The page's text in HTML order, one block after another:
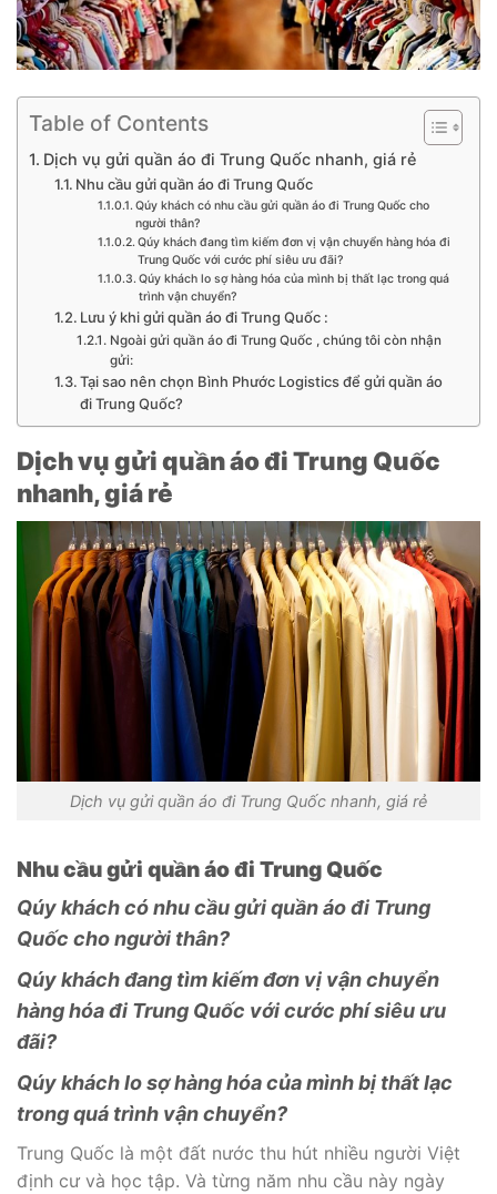
Table of Contents
Dịch vụ gửi quần áo đi Trung Quốc nhanh, giá rẻ
Nhu cầu gửi quần áo đi Trung Quốc
Qúy khách có nhu cầu gửi quần áo đi Trung Quốc cho
người thân?
Qúy khách đang tìm kiếm đơn vị vận chuyển hàng hóa đi
Trung Quốc với cước phí siêu ưu đãi?
Qúy khách lo sợ hàng hóa của mình bị thất lạc trong quá
trình vận chuyển?
Lưu ý khi gửi quần áo đi Trung Quốc :
Ngoài gửi quần áo đi Trung Quốc , chúng tôi còn nhận
gửi:
Tại sao nên chọn Bình Phước Logistics để gửi quần áo
đi Trung Quốc?
Dịch vụ gửi quần áo đi Trung Quốc
nhanh, giá rẻ
Dịch vụ gửi quần áo đi Trung Quốc nhanh, giá rẻ
Nhu cầu gửi quần áo đi Trung Quốc
Qúy khách có nhu cầu gửi quần áo đi Trung
Quốc cho người thân?
Qúy khách đang tìm kiếm đơn vị vận chuyển
hàng hóa đi Trung Quốc với cước phí siêu ưu
đãi?
Qúy khách lo sợ hàng hóa của mình bị thất lạc
trong quá trình vận chuyển?
Trung Quốc là một đất nước thu hút nhiều người Việt
định cư và học tập. Và từng năm nhu cầu này ngày